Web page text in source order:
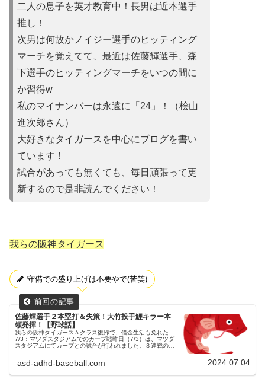
二人の息子を英才教育中！長男は近本選手
推し！
次男は何故かノイ ジー選手のヒッティング
マーチを覚えてて、最近は佐藤輝選手、森
下選手のヒッティングマーチをいつの間に
か習得w
私のマイナンバーは永遠に「24」！（桧山
進次郎さん）
大好きなタイガースを中心にブログを書い
ています！
試合があって も無くても、毎日頑張って更
新するので是非読んでください！
我らの阪神タイガース
守備での盛り上げは不要やで(苦笑)
佐藤輝選手２本塁打＆失策！大竹投手鯉キラー本
領発揮！【野球話】
我らの阪神タイガースＡクラス復帰で、借金生活も免れた
7/3：マツダスタジアムでのカープ戦昨日（7/3）は、マツダ
スタジアムにてカープとの試合が行われました。３連戦の２
asd-adhd-baseball.com 2024.07.04